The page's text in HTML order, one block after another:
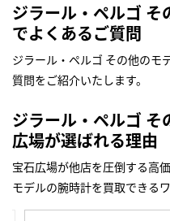
ジラール・ペルゴ そ
でよくあるご質問
ジラール・ペルゴ その他のモ
質問をご紹介いたします。
ジラール・ペルゴ そ
広場が選ばれる理由
宝石広場が他店を圧倒する高
モデルの腕時計を買取できる